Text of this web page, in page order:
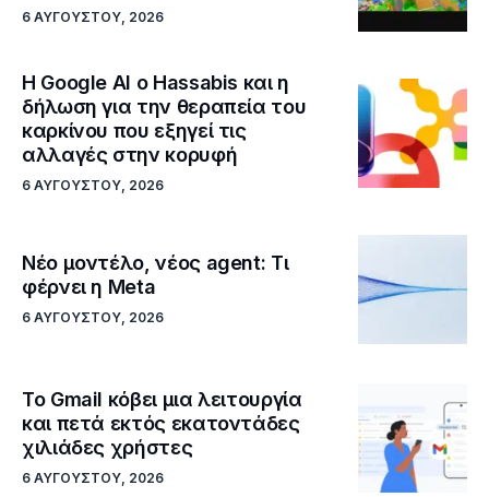
6 ΑΥΓΟΎΣΤΟΥ, 2026
Η Google ΑΙ ο Hassabis και η
δήλωση για την θεραπεία του
καρκίνου που εξηγεί τις
αλλαγές στην κορυφή
6 ΑΥΓΟΎΣΤΟΥ, 2026
Νέο μοντέλο, νέος agent: Τι
φέρνει η Meta
6 ΑΥΓΟΎΣΤΟΥ, 2026
Το Gmail κόβει μια λειτουργία
και πετά εκτός εκατοντάδες
χιλιάδες χρήστες
6 ΑΥΓΟΎΣΤΟΥ, 2026